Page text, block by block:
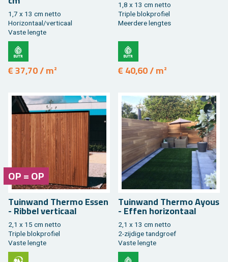
1,7 x 13 cm netto
Ho­ri­zon­taal/ver­ti­caal
Vaste leng­te
€ 37,70 / m²
1,8 x 13 cm netto
Tri­ple blok­pro­fiel
Meer­de­re leng­tes
€ 40,60 / m²
OP = OP
Tuin­wand Ther­mo Essen
- Rib­bel ver­ti­caal
2,1 x 15 cm netto
Tri­ple blok­pro­fiel
Vaste leng­te
Tuin­wand Ther­mo Ayous
- Effen ho­ri­zon­taal
2,1 x 13 cm netto
2-zij­di­ge tand­groef
Vaste leng­te